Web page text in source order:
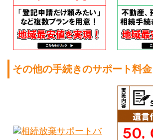
その他の手続きのサポート料金